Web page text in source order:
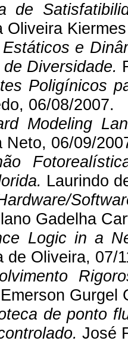
de
Oliveira
e
Diversidade.
Poligínicos
, 06/08/2007.
Modeling
Neto, 06/09/
Laurindo
Gadelha
Logic in a
de Oliveira, 07/
Gurgel
de ponto
José